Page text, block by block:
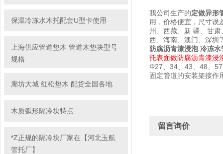
保温冷冻水木托配套U型卡使用
上海供应管道垫木 管道木垫块型号
规格
廊坊大城 红松垫木 配货全国各地
木质弧形隔冷块特点
*Z正规的隔冷块厂家在【河北玉航
管托厂】
我公司生产的定做异形
用，价格便宜，尺寸误
州、西藏、新 疆、甘
西、海南、澳门、深圳
防腐沥青漆浸泡 冷冻
托表面做防腐沥青漆浸
Φ27、34、43、48、
固定管道的安装架接作
留言询价